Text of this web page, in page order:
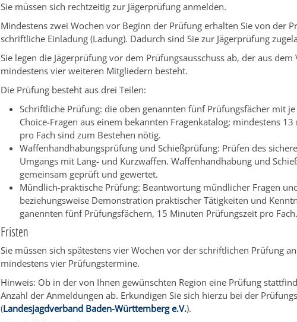
Sie müssen sich rechtzeitig zur Jägerprüfung anmelden.
Mindestens zwei Wochen vor Beginn der Prüfung erhalten Sie von der
schriftliche Einladung (Ladung). Dadurch sind Sie zur Jägerprüfung
Sie legen die Jägerprüfung vor dem Prüfungsausschuss ab, der aus
mindestens vier weiteren Mitgliedern besteht.
Die Prüfung besteht aus drei Teilen:
Schriftliche Prüfung: die oben genannten fünf Prüfungsfächer mit
Choice-Fragen aus einem bekannten Fragenkatalog; mindestens
pro Fach sind zum Bestehen nötig.
Waffenhandhabungsprüfung und Schießprüfung: Prüfen des
Umgangs mit Lang- und Kurzwaffen. Waffenhandhabung und
gemeinsam geprüft und gewertet.
Mündlich-praktische Prüfung: Beantwortung mündlicher Fragen
beziehungsweise Demonstration praktischer Tätigkeiten und
ganennten fünf Prüfungsfächern, 15 Minuten Prüfungszeit pro Fach.
Fristen
Sie müssen sich spätestens vier Wochen vor der schriftlichen Prüfung
mindestens vier Prüfungstermine.
Hinweis: Ob in der von Ihnen gewünschten Region eine Prüfung
Anzahl der Anmeldungen ab. Erkundigen Sie sich hierzu bei der
(Landesjagdverband Baden-Württemberg e.V.).